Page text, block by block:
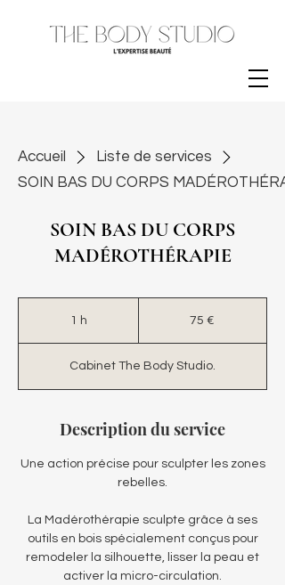
Accueil
Liste de services
SOIN BAS DU CORPS
SOIN BAS DU CORPS
MADÉROTHÉRAPIE
1 h 75 €
Cabinet The Body Studio.
Description du service
Une action précise pour sculpter les zones
rebelles.
La Madérothérapie sculpte grâce à ses
outils en bois spécialement conçus pour
remodeler la silhouette, lisser la peau et
activer la micro-circulation.